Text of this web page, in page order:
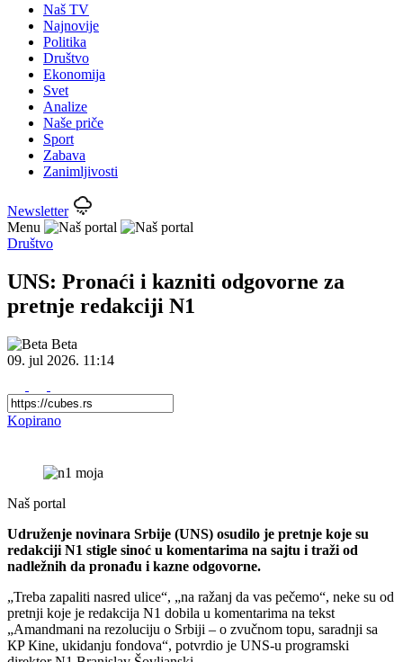
Naš TV
Najnovije
Politika
Društvo
Ekonomija
Svet
Analize
Naše priče
Sport
Zabava
Zanimljivosti
Newsletter
Menu
Društvo
UNS: Pronaći i kazniti odgovorne za
pretnje redakciji N1
Beta
09. jul 2026. 11:14
Kopirano
Naš portal
Udruženje novinara Srbije (UNS) osudilo je pretnje koje su
redakciji N1 stigle sinoć u komentarima na sajtu i traži od
nadležnih da pronađu i kazne odgovorne.
„Treba zapaliti nasred ulice“, „na ražanj da vas pečemo“, neke su od
pretnji koje je redakcija N1 dobila u komentarima na tekst
„Amandmani na rezoluciju o Srbiji – o zvučnom topu, saradnji sa
КP Кine, ukidanju fondova“, potvrdio je UNS-u programski